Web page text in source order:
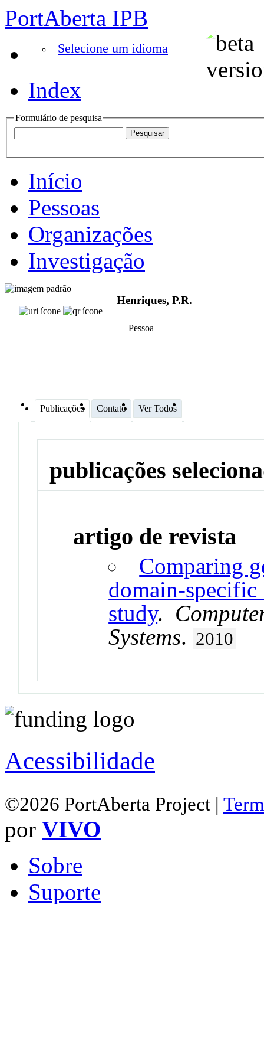
PortAberta IPB
Selecione um idioma
Index
Formulário de pesquisa
Início
Pessoas
Organizações
Investigação
Henriques, P.R.
Pessoa
Publicações Contato Ver Todos
publicações
artigo de revista
Comparing
domain-
study.
Systems. 2010
Acessibilidade
©2026 PortAberta Project |
por VIVO
Sobre
Suporte